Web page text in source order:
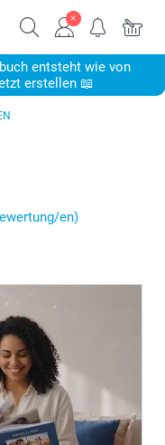
entsteht wie von
erstellen 📖
en)